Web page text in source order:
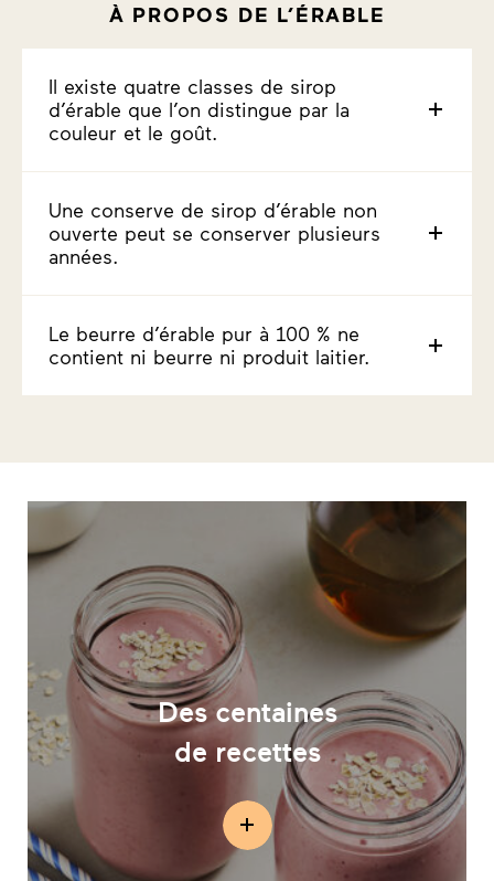
À PROPOS DE L’ÉRABLE
Il existe quatre classes de sirop
d’érable que l’on distingue par la
couleur et le goût.
Une conserve de sirop d’érable non
ouverte peut se conserver plusieurs
années.
Le beurre d’érable pur à 100 % ne
contient ni beurre ni produit laitier.
Des centaines
de recettes